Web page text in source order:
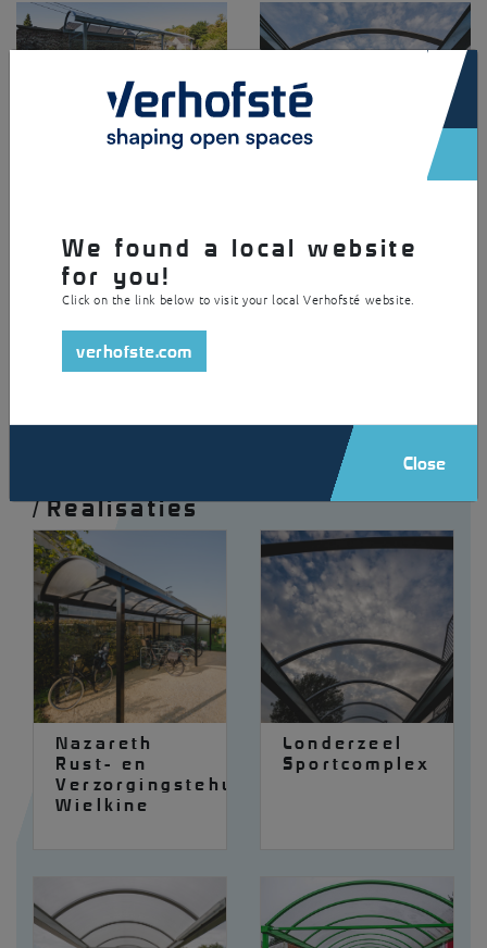
/Realisaties
Nazareth
Rust- en
Verzorgingstehuis
Wielkine
Londerzeel
Sportcomplex
×
We found a local website
for you!
Click on the link below to visit your local Verhofsté website.
verhofste.com
Close